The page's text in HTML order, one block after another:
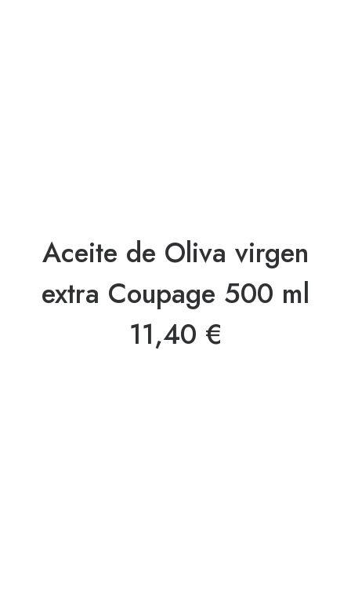
Aceite de Oliva virgen
extra Coupage 500 ml
11,40 €